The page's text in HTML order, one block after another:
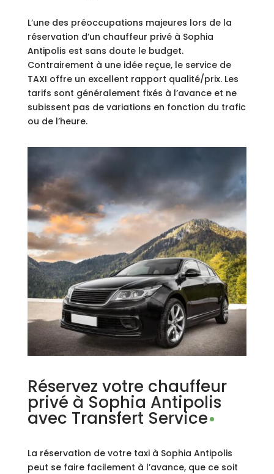
L’une des préoccupations majeures lors de la
réservation d’un chauffeur privé à Sophia
Antipolis est sans doute le budget.
Contrairement à une idée reçue, le service de
TAXI offre un excellent rapport qualité/prix. Les
tarifs sont généralement fixés à l’avance et ne
subissent pas de variations en fonction du trafic
ou de l’heure.
Réservez votre chauffeur
privé à Sophia Antipolis
avec Transfert Service
La réservation de votre taxi à Sophia Antipolis
peut se faire facilement à l’avance, que ce soit